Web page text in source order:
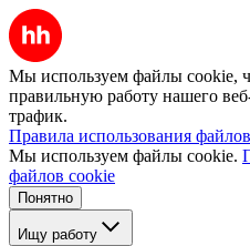
Мы используем файлы cookie,
правильную работу нашего
трафик.
Правила использования
Мы используем файлы cookie.
файлов cookie
Понятно
Ищу работу